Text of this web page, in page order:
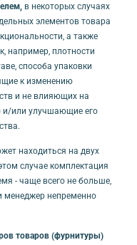
в некоторых случаях
элементов товара
а также
например, плотности
способа упаковки
к изменению
и не влияющих на
и/или улучшающие его
находиться на двух
случае комплектация
- чаще всего не больше,
менеджер непременно
товаров (фурнитуры)